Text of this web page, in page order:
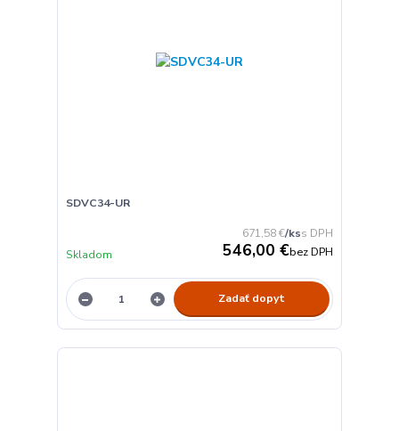
SDVC34-UR
671,58 €/ks
546,00 €bez DPH
Skladom
Zadať dopyt